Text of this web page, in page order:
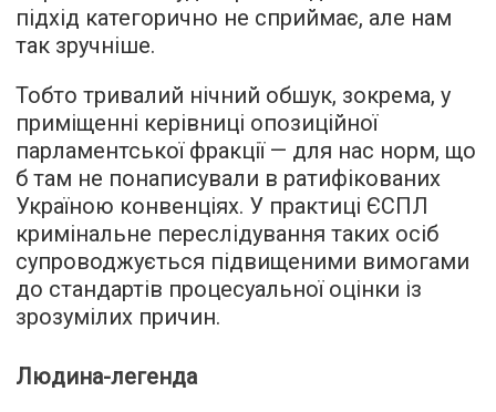
підхід категорично не сприймає, але нам
так зручніше.
Тобто тривалий нічний обшук, зокрема, у
приміщенні керівниці опозиційної
парламентської фракції — для нас норм, що
б там не понаписували в ратифікованих
Україною конвенціях. У практиці ЄСПЛ
кримінальне переслідування таких осіб
супроводжується підвищеними вимогами
до стандартів процесуальної оцінки із
зрозумілих причин.
Людина-легенда